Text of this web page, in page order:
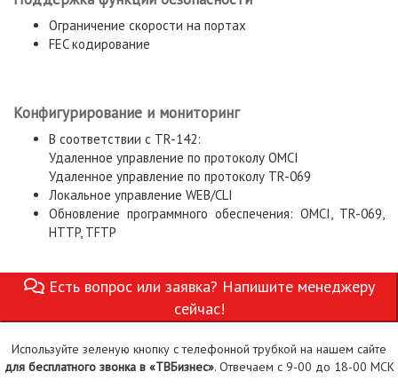
Ограничение скорости на портах
FEC кодирование
Конфигурирование и мониторинг
В соответствии с TR-142:
Удаленное управление по протоколу OMCI
Удаленное управление по протоколу TR-069
Локальное управление WEB/CLI
Обновление программного обеспечения: OMCI, TR-069,
HTTP, TFTP
Есть вопрос или заявка? Напишите менеджеру
сейчас!
Используйте зеленую кнопку с телефонной трубкой на нашем сайте
для бесплатного звонка в «ТВБизнес». Отвечаем с 9-00 до 18-00 МСК